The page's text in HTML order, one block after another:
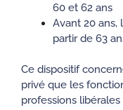
60 et 62 ans
Avant 20 ans,
partir de 63
Ce dispositif
privé que les
professions